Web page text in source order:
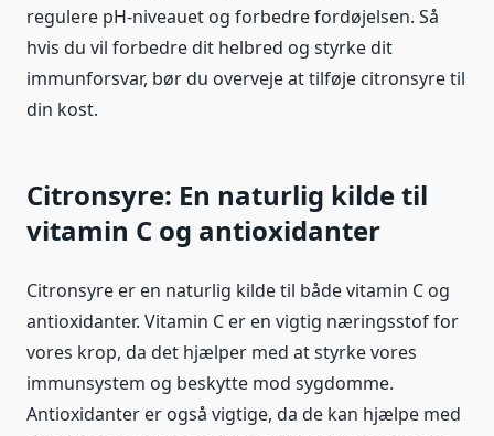
regulere pH-niveauet og forbedre fordøjelsen. Så
hvis du vil forbedre dit helbred og styrke dit
immunforsvar, bør du overveje at tilføje citronsyre til
din kost.
Citronsyre: En naturlig kilde til
vitamin C og antioxidanter
Citronsyre er en naturlig kilde til både vitamin C og
antioxidanter. Vitamin C er en vigtig næringsstof for
vores krop, da det hjælper med at styrke vores
immunsystem og beskytte mod sygdomme.
Antioxidanter er også vigtige, da de kan hjælpe med